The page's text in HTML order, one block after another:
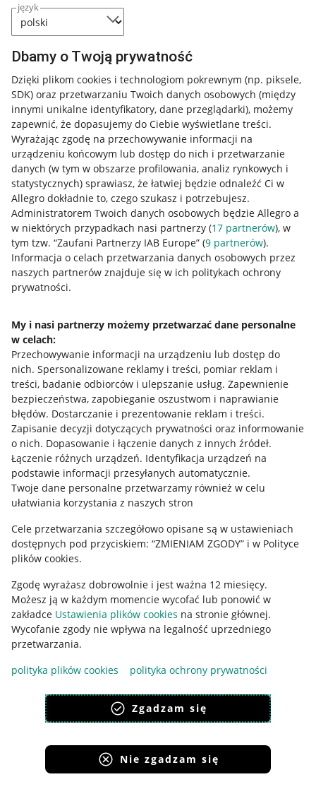
język
Dbamy o Twoją prywatność
Dzięki plikom cookies i technologiom pokrewnym (np. piksele,
SDK) oraz przetwarzaniu Twoich danych osobowych (między
innymi unikalne identyfikatory, dane przeglądarki), możemy
zapewnić, że dopasujemy do Ciebie wyświetlane treści.
Wyrażając zgodę na przechowywanie informacji na
urządzeniu końcowym lub dostęp do nich i przetwarzanie
danych (w tym w obszarze profilowania, analiz rynkowych i
statystycznych) sprawiasz, że łatwiej będzie odnaleźć Ci w
Allegro dokładnie to, czego szukasz i potrzebujesz.
Administratorem Twoich danych osobowych będzie Allegro a
w niektórych przypadkach nasi partnerzy (17 partnerów), w
tym tzw. “Zaufani Partnerzy IAB Europe” (9 partnerów).
Informacja o celach przetwarzania danych osobowych przez
naszych partnerów znajduje się w ich politykach ochrony
prywatności.
My i nasi partnerzy możemy przetwarzać dane personalne
w celach:
Przechowywanie informacji na urządzeniu lub dostęp do
nich. Spersonalizowane reklamy i treści, pomiar reklam i
treści, badanie odbiorców i ulepszanie usług. Zapewnienie
bezpieczeństwa, zapobieganie oszustwom i naprawianie
błędów. Dostarczanie i prezentowanie reklam i treści.
Zapisanie decyzji dotyczących prywatności oraz informowanie
o nich. Dopasowanie i łączenie danych z innych źródeł.
Łączenie różnych urządzeń. Identyfikacja urządzeń na
podstawie informacji przesyłanych automatycznie.
Twoje dane personalne przetwarzamy również w celu
ułatwiania korzystania z naszych stron
Cele przetwarzania szczegółowo opisane są w ustawieniach
dostępnych pod przyciskiem: “ZMIENIAM ZGODY” i w Polityce
plików cookies.
Zgodę wyrażasz dobrowolnie i jest ważna 12 miesięcy.
Możesz ją w każdym momencie wycofać lub ponowić w
zakładce Ustawienia plików cookies na stronie głównej.
Wycofanie zgody nie wpływa na legalność uprzedniego
przetwarzania.
polityka plików cookies
polityka ochrony prywatności
Zgadzam się
Nie zgadzam się
Przydatne informacje
Jak to działa
Allegro Gadane dla sprzedających
Allegro Gadane dla kupujących
Mapa miejscowości
Informacje prawne
Regulamin
Polityka plików "cookies"
Ustawienia plików "cookies"
Udostępnianie lokalizacji
Informacje dla Aktu o Usługach Cyfrowych
Pobierz aplikację
Korzystanie z serwisu oznacza akceptacjęregulaminu